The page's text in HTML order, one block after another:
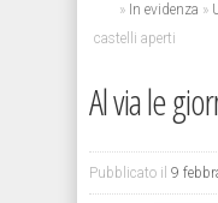
» In evidenza »
castelli aperti
Al via le
Pubblicato il 9